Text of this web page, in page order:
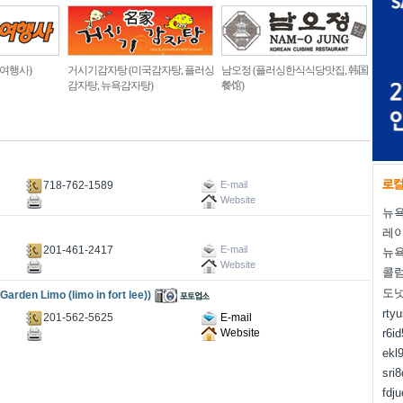
행사)
거시기감자탕 (미국감자탕, 플러싱
감자탕, 뉴욕감자탕)
남오정 (플러싱한식식당맛집, 韩国
餐馆)
718-762-1589
E-mail
Website
201-461-2417
E-mail
Website
Limo (limo in fort lee))
201-562-5625
E-mail
Website
뉴
레
뉴
콜
도